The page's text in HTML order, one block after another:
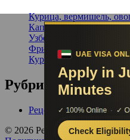
Курица, вермишель,
Капустная запеканка
Узбекский плов
Фрикадельки в томатном
Курица, запеченная в
Рубрики
Рецепты
© 2026 Рецепты от Шефа